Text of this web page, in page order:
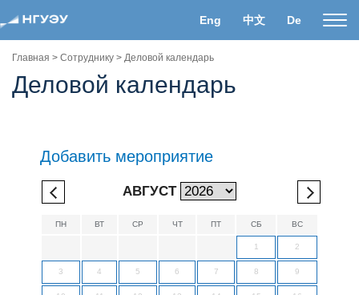
Eng 中文 De
Главная > Сотруднику > Деловой календарь
Деловой календарь
Добавить мероприятие
АВГУСТ
ПН ВТ СР ЧТ ПТ СБ ВС
1 2
3 4 5 6 7 8 9